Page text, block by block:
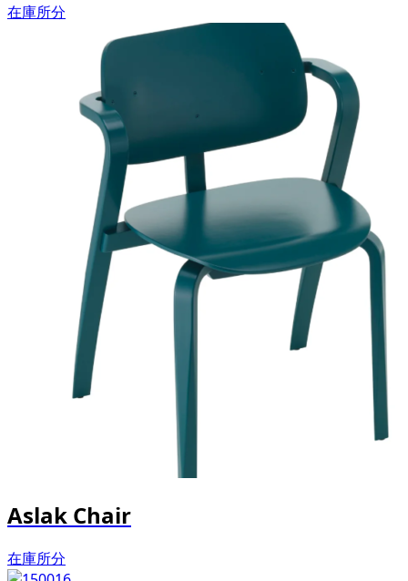
在庫所分
Aslak Chair
在庫所分